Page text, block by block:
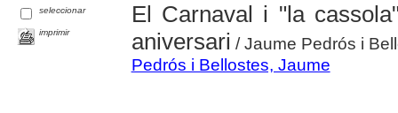
seleccionar
imprimir
El Carnaval i "la
aniversari / Jaume Pedrós i
Pedrós i Bellostes, Jaume